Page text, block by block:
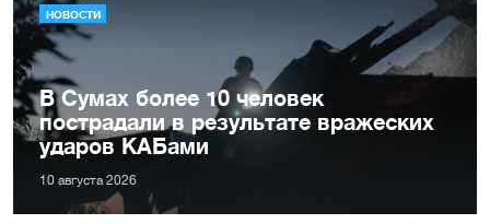
НОВОСТИ
В Сумах более 10 человек
пострадали в результате вражеских
ударов КАБами
10 августа 2026